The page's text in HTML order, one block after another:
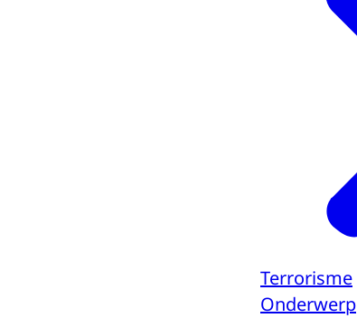
Terrorisme
Onderwerp